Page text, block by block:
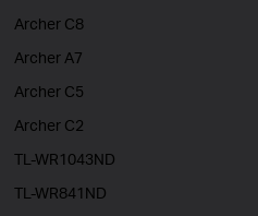
Archer C8
Archer A7
Archer C5
Archer C2
TL-WR1043ND
TL-WR841ND